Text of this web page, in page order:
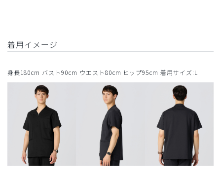
着用イメージ
身長180cm バスト90cm ウエスト80cm ヒップ95cm 着用サイズ:L